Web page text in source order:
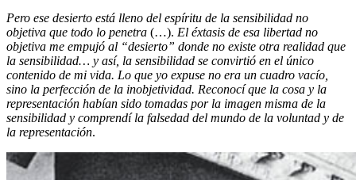
Pero ese desierto está lleno del espíritu de la sensibilidad no
objetiva que todo lo penetra (…). El éxtasis de esa libertad no
objetiva me empujó al “desierto” donde no existe otra realidad que
la sensibilidad… y así, la sensibilidad se convirtió en el único
contenido de mi vida. Lo que yo expuse no era un cuadro vacío,
sino la perfección de la inobjetividad. Reconocí que la cosa y la
representación habían sido tomadas por la imagen misma de la
sensibilidad y comprendí la falsedad del mundo de la voluntad y de
la representación.